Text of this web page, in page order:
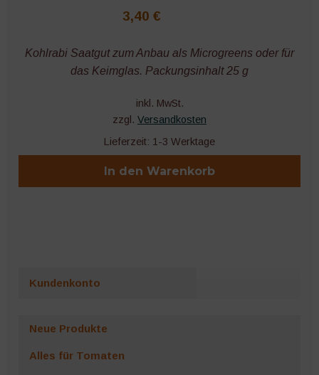
3,40 €
Kohlrabi Saatgut zum Anbau als Microgreens oder für
das Keimglas. Packungsinhalt 25 g
inkl. MwSt.
zzgl. Versandkosten
Lieferzeit: 1-3 Werktage
In den Warenkorb
Kundenkonto
Neue Produkte
Alles für Tomaten